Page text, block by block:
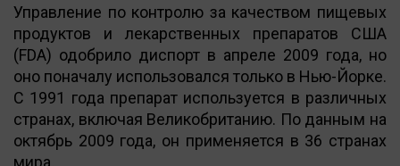
Управление по контролю за качеством пищевых
продуктов и лекарственных препаратов США
(FDA) одобрило диспорт в апреле 2009 года, но
оно поначалу использовался только в Нью-Йорке.
С 1991 года препарат используется в различных
странах, включая Великобританию. По данным на
октябрь 2009 года, он применяется в 36 странах
мира.